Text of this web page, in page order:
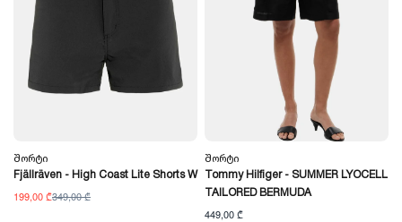
Შორტი
Fjällräven - High Coast Lite Shorts W
199,00 ₾349,00 ₾
Შორტი
Tommy Hilfiger - SUMMER LYOCELL
TAILORED BERMUDA
449,00 ₾